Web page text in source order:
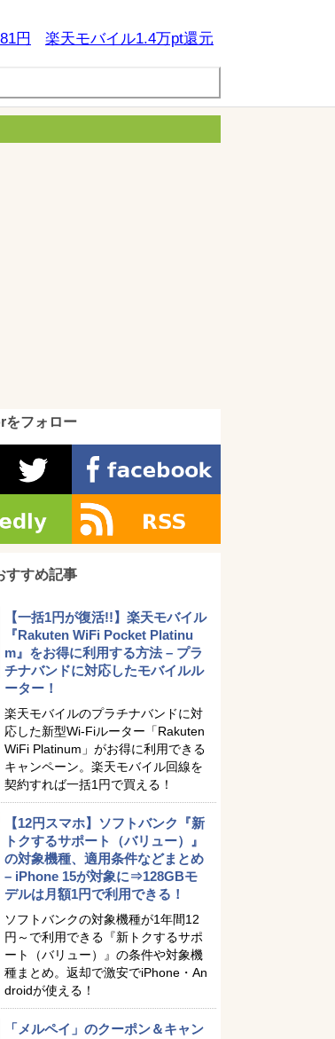
円 楽天モバイル1.4万pt還元
をフォロー
すすめ記事
【一括1円が復活!!】楽天モバイル
『Rakuten WiFi Pocket Platinu
m』をお得に利用する方法 – プラ
チナバンドに対応したモバイルル
ーター！
楽天モバイルのプラチナバンドに対
応した新型Wi-Fiルーター「Rakuten
WiFi Platinum」がお得に利用できる
キャンペーン。楽天モバイル回線を
契約すれば一括1円で買える！
【12円スマホ】ソフトバンク『新
トクするサポート（バリュー）』
の対象機種、適用条件などまとめ
– iPhone 15が対象に⇒128GBモ
デルは月額1円で利用できる！
ソフトバンクの対象機種が1年間12
円～で利用できる『新トクするサポ
ート（バリュー）』の条件や対象機
種まとめ。返却で激安でiPhone・An
droidが使える！
「メルペイ」のクーポン＆キャン